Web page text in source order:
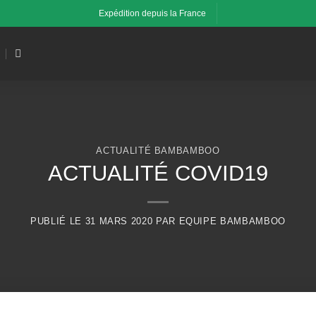
Expédition depuis la France
ACTUALITÉ BAMBAMBOO
ACTUALITÉ COVID19
PUBLIÉ LE 31 MARS 2020 PAR EQUIPE BAMBAMBOO